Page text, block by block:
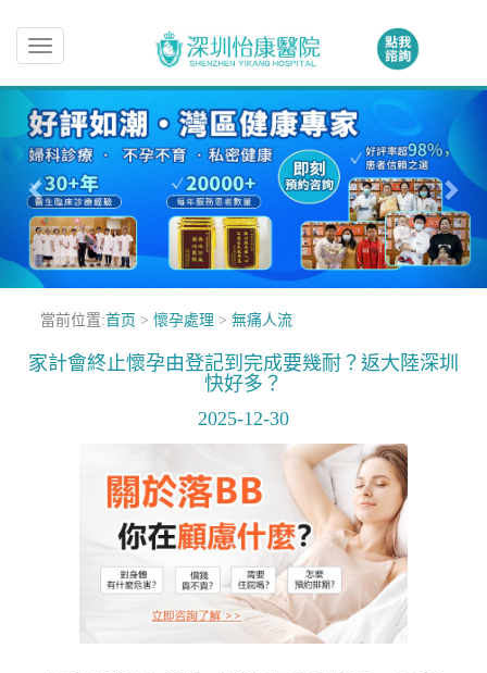
Toggle
navigation
當前位置:首页 > 懷孕處理 > 無痛人流
家計會終止懷孕由登記到完成要幾耐？返大陸深圳
快好多？
2025-12-30